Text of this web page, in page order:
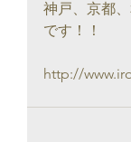
神戸、京都
です！！　
http://